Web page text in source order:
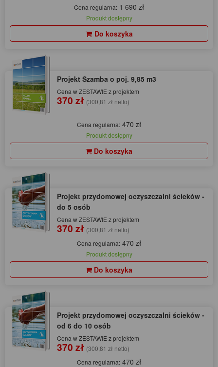
Cena regularna: 1 690 zł
Produkt dostępny
Do koszyka
Projekt Szamba o poj. 9,85 m3
Cena w ZESTAWIE z projektem
370 zł (300,81 zł netto)
Cena regularna: 470 zł
Produkt dostępny
Do koszyka
Projekt przydomowej oczyszczalni ścieków -
do 5 osób
Cena w ZESTAWIE z projektem
370 zł (300,81 zł netto)
Cena regularna: 470 zł
Produkt dostępny
Do koszyka
Projekt przydomowej oczyszczalni ścieków -
od 6 do 10 osób
Cena w ZESTAWIE z projektem
370 zł (300,81 zł netto)
Cena regularna: 470 zł